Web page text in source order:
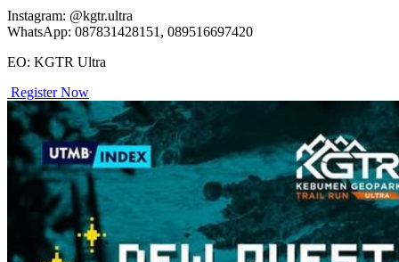
Instagram: @kgtr.ultra
WhatsApp: 087831428151, 089516697420
EO: KGTR Ultra
Register Now